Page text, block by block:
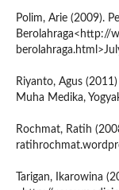
Polim, Arie (2009).
Berolahraga<http://
Riyanto, Agus
Muha Medika,
Rochmat, Ratih
Tarigan, Ikarowina